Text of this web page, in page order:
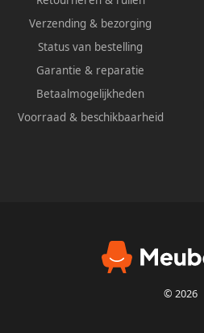
Verzending & bezorging
Status van bestelling
Garantie & reparatie
Betaalmogelijkheden
Voorraad & beschikbaarheid
© 2026